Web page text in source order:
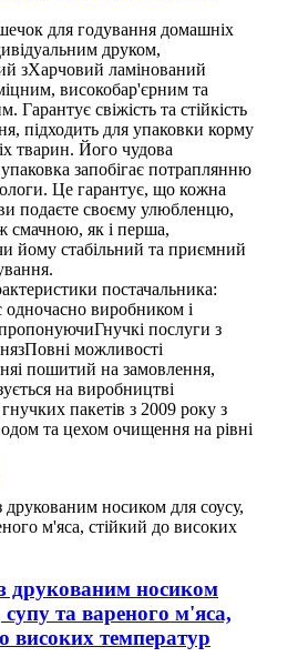
для годування домашніх
друком,
зХарчовий ламінований
високобар'єрним та
Гарантує свіжість та стійкість
підходить для упаковки корму
тварин. Його чудова
запобігає потраплянню
Це гарантує, що кожна
подаєте своєму улюбленцю,
смачною, як і перша,
йому стабільний та приємний
постачальника:
одночасно виробником і
Гнучкі послуги з
зПовні можливості
і пошитий на замовлення,
на виробництві
пакетів з 2009 року з
та цехом очищення на рівні
друкованим носиком
супу та вареного м'яса,
високих температур